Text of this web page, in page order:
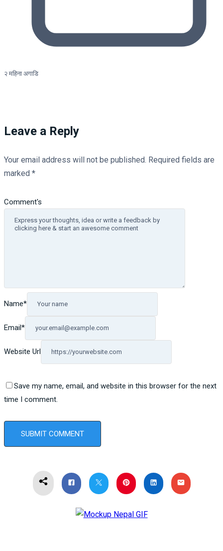
२ महिना अगाडि
Leave a Reply
Your email address will not be published. Required fields are
marked *
Comment's
Name*
Email*
Website Url
Save my name, email, and website in this browser for the next
time I comment.